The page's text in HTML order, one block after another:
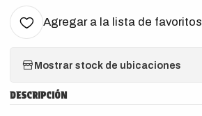
Agregar a la lista de favoritos
Mostrar stock de ubicaciones
DESCRIPCIÓN